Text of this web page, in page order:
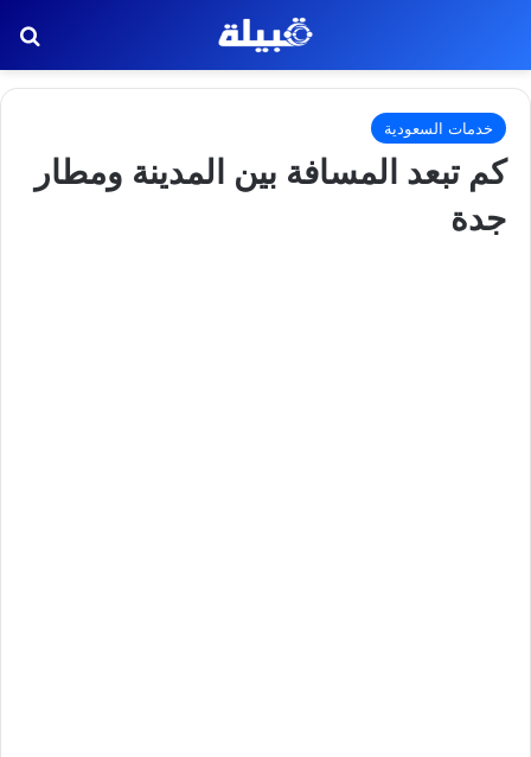
خدمات السعودية
كم تبعد المسافة بين المدينة ومطار
جدة